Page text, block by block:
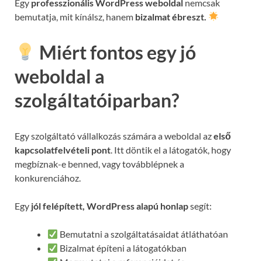
Egy professzionális WordPress weboldal nemcsak
bemutatja, mit kínálsz, hanem bizalmat ébreszt.
Miért fontos egy jó
weboldal a
szolgáltatóiparban?
Egy szolgáltató vállalkozás számára a weboldal azelső
kapcsolatfelvételi pont. Itt döntik el a látogatók, hogy
megbíznak-e benned, vagy továbblépnek a
konkurenciához.
Egy jól felépített, WordPress alapú honlapsegít:
Bemutatni a szolgáltatásaidat átláthatóan
Bizalmat építeni a látogatókban